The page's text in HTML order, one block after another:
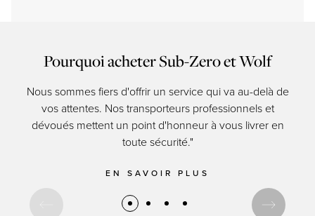
Pourquoi acheter Sub-Zero et Wolf
Nous sommes fiers d'offrir un service qui va au-delà de
vos attentes. Nos transporteurs professionnels et
dévoués mettent un point d'honneur à vous livrer en
toute sécurité."
EN SAVOIR PLUS